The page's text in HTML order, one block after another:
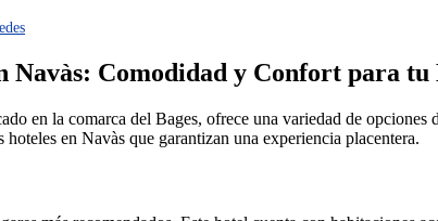
Navàs: Comodidad y Confort para tu
en la comarca del Bages, ofrece una variedad de
en Navàs que garantizan una experiencia placentera.